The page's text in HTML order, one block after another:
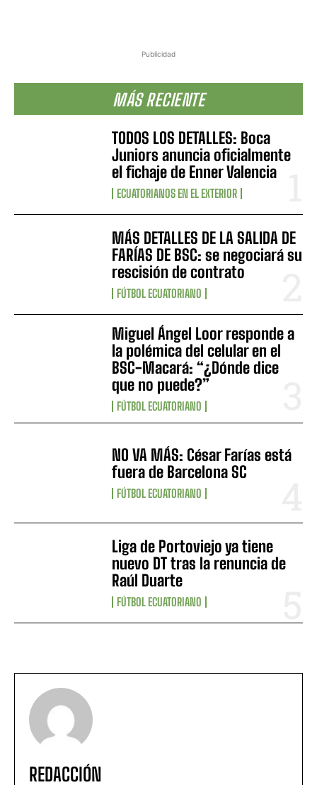
Publicidad
MÁS RECIENTE
TODOS LOS DETALLES: Boca
Juniors anuncia oficialmente
el fichaje de Enner Valencia
ECUATORIANOS EN EL EXTERIOR
MÁS DETALLES DE LA SALIDA DE
FARÍAS DE BSC: se negociará su
rescisión de contrato
FÚTBOL ECUATORIANO
Miguel Ángel Loor responde a
la polémica del celular en el
BSC-Macará: “¿Dónde dice
que no puede?”
FÚTBOL ECUATORIANO
NO VA MÁS: César Farías está
fuera de Barcelona SC
FÚTBOL ECUATORIANO
Liga de Portoviejo ya tiene
nuevo DT tras la renuncia de
Raúl Duarte
FÚTBOL ECUATORIANO
REDACCIÓN